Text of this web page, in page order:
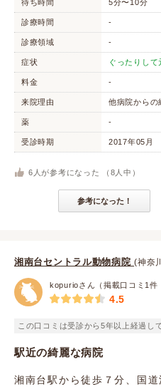
待ち時間 5分〜10分
診療時間 -
診療領域 -
症状 ぐったりして
料金 -
来院理由 他病院からの
薬 -
受診時期 2017年05月
6 人が参考になった （ 8 人中）
参考になった！
湘南台セントラル動物病院(神奈
kopurioさん（掲載口コミ1件
4.5
この口コミは受診から5年以上経過し
駅近の綺麗な病院
湘南台駅から徒歩７分、国